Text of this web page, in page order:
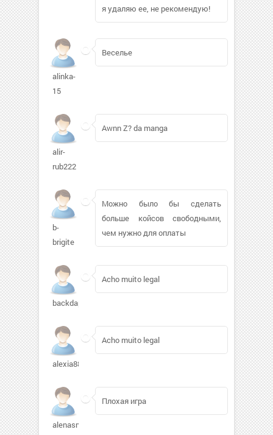
я удаляю ее, не рекомендую!
alinka-
15
Веселье
alir-
rub222
Awnn Z? da manga
b-
brigite
Можно было бы сделать
больше койсов свободными,
чем нужно для оплаты
backdapack283
Acho muito legal
alexia88
Acho muito legal
alenasm8621
Плохая игра